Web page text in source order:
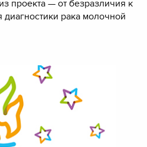
проекта — от безразличия к
рака молочной